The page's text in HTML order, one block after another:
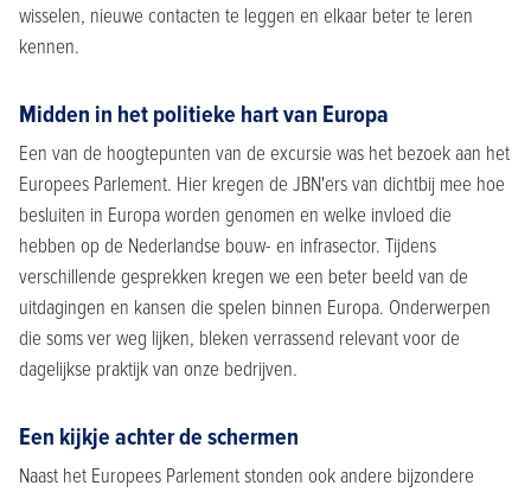
wisselen, nieuwe contacten te leggen en elkaar beter te leren
kennen.
Midden in het politieke hart van Europa
Een van de hoogtepunten van de excursie was het bezoek aan het
Europees Parlement. Hier kregen de JBN'ers van dichtbij mee hoe
besluiten in Europa worden genomen en welke invloed die
hebben op de Nederlandse bouw- en infrasector. Tijdens
verschillende gesprekken kregen we een beter beeld van de
uitdagingen en kansen die spelen binnen Europa. Onderwerpen
die soms ver weg lijken, bleken verrassend relevant voor de
dagelijkse praktijk van onze bedrijven.
Een kijkje achter de schermen
Naast het Europees Parlement stonden ook andere bijzondere